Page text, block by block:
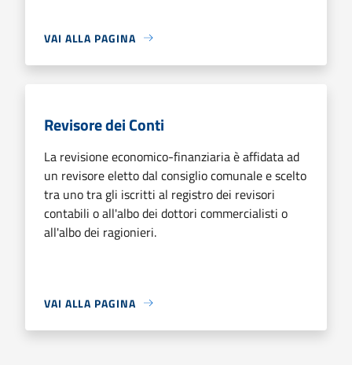
VAI ALLA PAGINA
Revisore dei Conti
La revisione economico-finanziaria è affidata ad
un revisore eletto dal consiglio comunale e scelto
tra uno tra gli iscritti al registro dei revisori
contabili o all'albo dei dottori commercialisti o
all'albo dei ragionieri.
VAI ALLA PAGINA